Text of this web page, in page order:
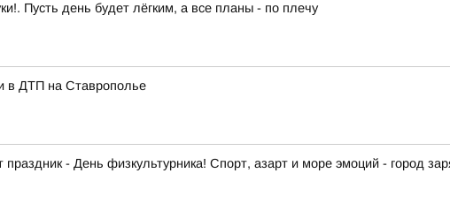
Пусть день будет лёгким, а все планы - по плечу
в ДТП на Ставрополье
праздник - День физкультурника! Спорт, азарт и море эмоций - город